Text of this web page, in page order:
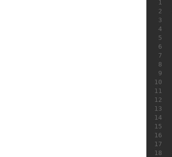
1
2
3
4
5
6
7
8
9
10
11
12
13
14
15
16
17
18